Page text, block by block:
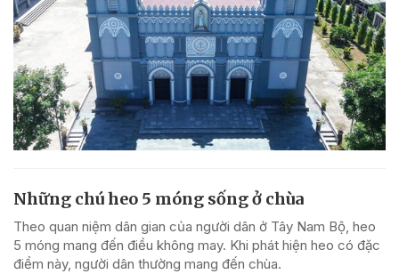
Những chú heo 5 móng sống ở chùa
Theo quan niệm dân gian của người dân ở Tây Nam Bộ, heo
5 móng mang đến điều không may. Khi phát hiện heo có đặc
điểm này, người dân thường mang đến chùa.